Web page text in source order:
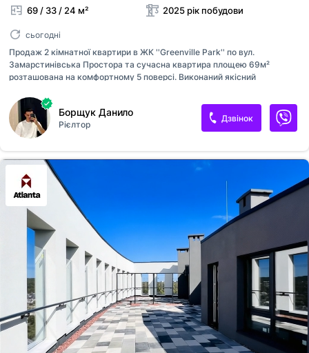
69 / 33 / 24 м²
2025 рік побудови
сьогодні
Продаж 2 кімнатної квартири в ЖК ''Greenville Park'' по вул.
Замарстинівська Простора та сучасна квартира площею 69м²
розташована на комфортному 5 поверсі. Виконаний якісний
планування та затишна атмосфера створюють ідеальний простір для
життя. Квартира складається з двох ізольованих кімнат, просторої
кухні-студії, роздільного санвузла та балкону. Опалення - власна
котельня Чудово розвинена інфраструктура, почуч ТРЦ ''SPARTAK''
Ідеальний варіант як для власного проживання, так і для інвестиції.
Огляди у зручний для вас час.
Борщук Данило
Рієлтор
Дзвінок